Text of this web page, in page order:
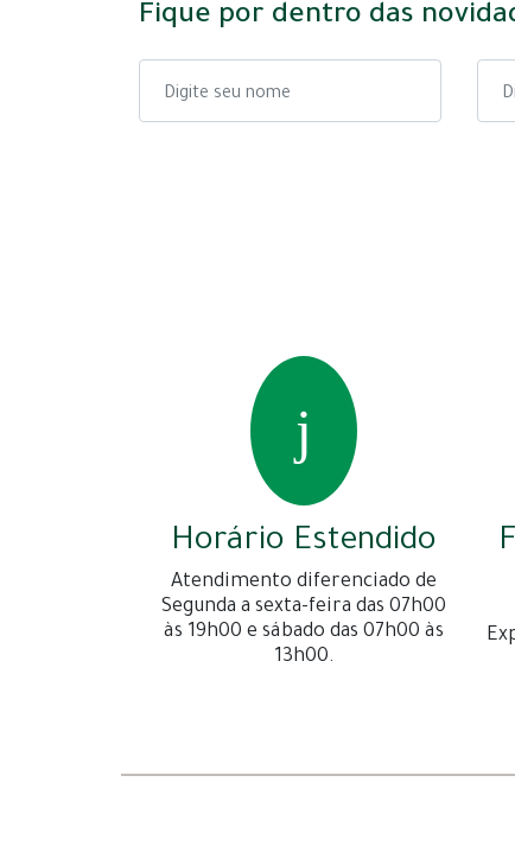
Fique por dentro das
Horário Estendido
Atendimento diferenciado de
Segunda a sexta-feira das 07h00
às 19h00 e sábado das 07h00 às
13h00.